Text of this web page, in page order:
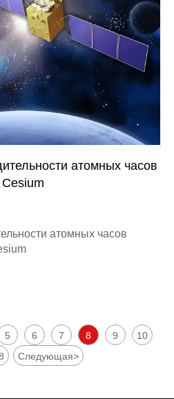
атомных часов
атомных часов
5 6 7 8 9
10
Следующая>